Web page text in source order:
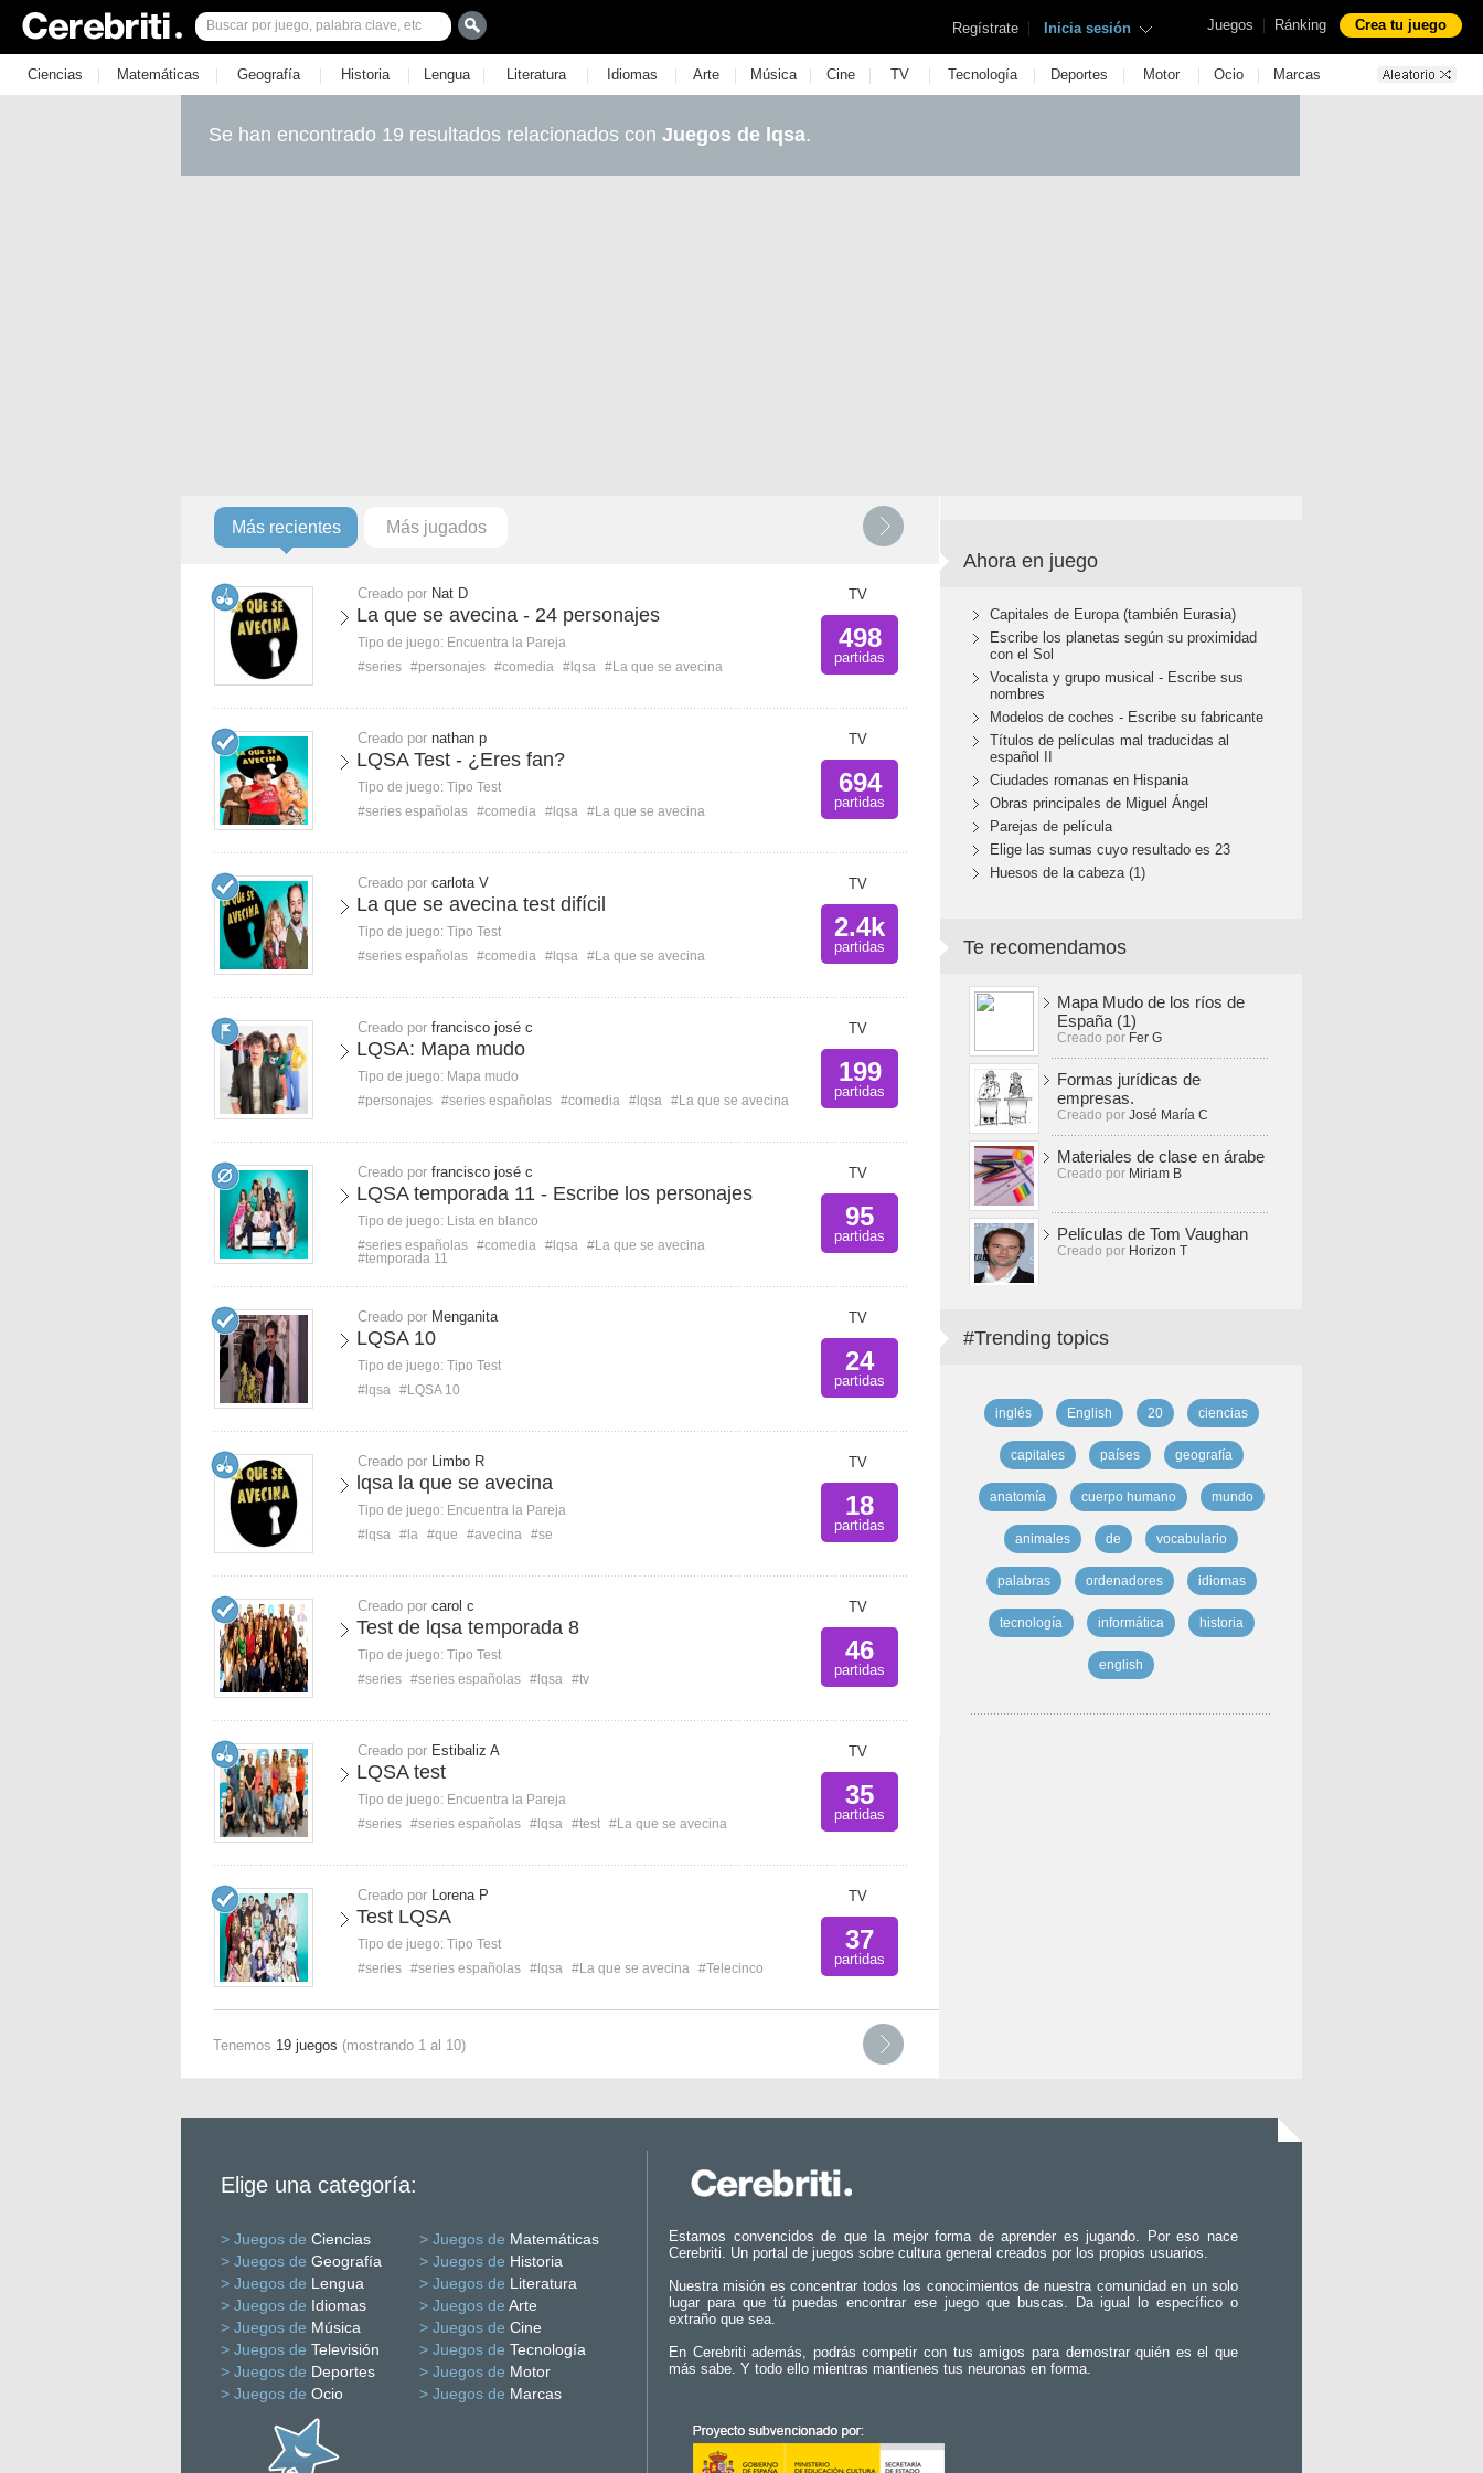
Juegos | Ránking Crea tu juego
Regístrate | Inicia sesión
Ciencias | Matemáticas | Geografía | Historia | Lengua | Literatura | Idiomas | Arte | Música | Cine | TV | Tecnología | Deportes | Motor | Ocio | Marcas
Se han encontrado 19 resultados relacionados con Juegos de lqsa.
Más recientes Más jugados
Creado por Nat D
La que se avecina - 24 personajes
Tipo de juego: Encuentra la Pareja
#series #personajes #comedia #lqsa #La que se avecina
TV
498
partidas
Creado por nathan p
LQSA Test - ¿Eres fan?
Tipo de juego: Tipo Test
#series españolas #comedia #lqsa #La que se avecina
TV
694
partidas
Creado por carlota V
La que se avecina test difícil
Tipo de juego: Tipo Test
#series españolas #comedia #lqsa #La que se avecina
TV
2.4k
partidas
Creado por francisco josé c
LQSA: Mapa mudo
Tipo de juego: Mapa mudo
#personajes #series españolas #comedia #lqsa #La que se avecina
TV
199
partidas
Creado por francisco josé c
LQSA temporada 11 - Escribe los personajes
Tipo de juego: Lista en blanco
#series españolas #comedia #lqsa #La que se avecina
#temporada 11
TV
95
partidas
Creado por Menganita
LQSA 10
Tipo de juego: Tipo Test
#lqsa #LQSA 10
TV
24
partidas
Creado por Limbo R
lqsa la que se avecina
Tipo de juego: Encuentra la Pareja
#lqsa #la #que #avecina #se
TV
18
partidas
Creado por carol c
Test de lqsa temporada 8
Tipo de juego: Tipo Test
#series #series españolas #lqsa #tv
TV
46
partidas
Creado por Estibaliz A
LQSA test
Tipo de juego: Encuentra la Pareja
#series #series españolas #lqsa #test #La que se avecina
TV
35
partidas
Creado por Lorena P
Test LQSA
Tipo de juego: Tipo Test
#series #series españolas #lqsa #La que se avecina #Telecinco
TV
37
partidas
Tenemos 19 juegos (mostrando 1 al 10)
Ahora en juego
Capitales de Europa (también Eurasia)
Escribe los planetas según su proximidad
con el Sol
Vocalista y grupo musical - Escribe sus
nombres
Modelos de coches - Escribe su fabricante
Títulos de películas mal traducidas al
español II
Ciudades romanas en Hispania
Obras principales de Miguel Ángel
Parejas de película
Elige las sumas cuyo resultado es 23
Huesos de la cabeza (1)
Te recomendamos
Mapa Mudo de los ríos de
España (1)
Creado por Fer G
Formas jurídicas de
empresas.
Creado por José María C
Materiales de clase en árabe
Creado por Miriam B
Películas de Tom Vaughan
Creado por Horizon T
#Trending topics
inglés English 20 ciencias
capitales países geografía
anatomía cuerpo humano mundo
animales de vocabulario
palabras ordenadores idiomas
tecnología informática historia
english
Elige una categoría:
> Juegos de Ciencias > Juegos de Matemáticas
> Juegos de Geografía > Juegos de Historia
> Juegos de Lengua > Juegos de Literatura
> Juegos de Idiomas > Juegos de Arte
> Juegos de Música > Juegos de Cine
> Juegos de Televisión > Juegos de Tecnología
> Juegos de Deportes > Juegos de Motor
> Juegos de Ocio > Juegos de Marcas
Estamos convencidos de que la mejor forma de aprender es jugando. Por eso nace
Cerebriti. Un portal de juegos sobre cultura general creados por los propios usuarios.
Nuestra misión es concentrar todos los conocimientos de nuestra comunidad en un solo
lugar para que tú puedas encontrar ese juego que buscas. Da igual lo específico o
extraño que sea.
En Cerebriti además, podrás competir con tus amigos para demostrar quién es el que
más sabe. Y todo ello mientras mantienes tus neuronas en forma.